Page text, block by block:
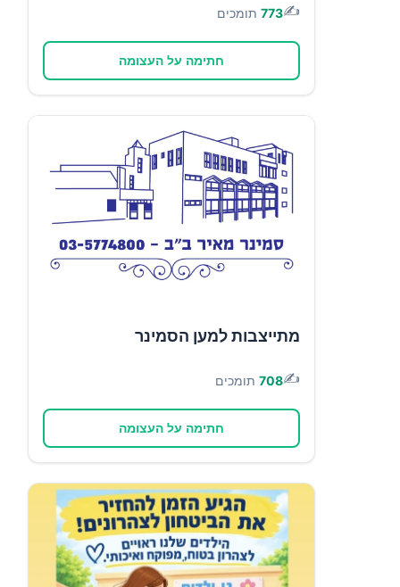
✍️
773 תומכים
חתימה על העצומה
מתייצבות למען הסמינר
✍️
708 תומכים
חתימה על העצומה